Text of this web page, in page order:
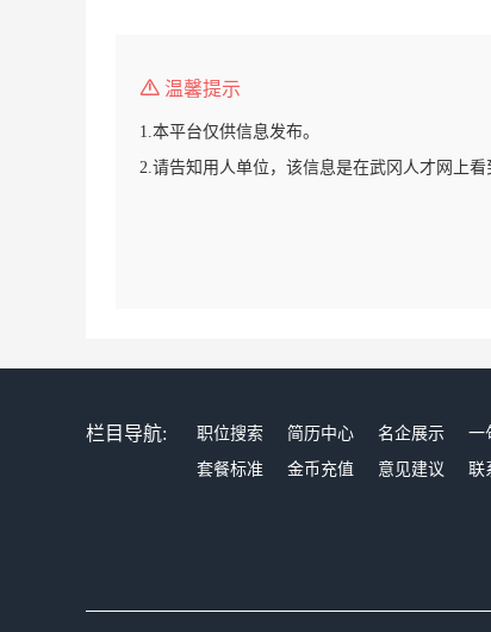
温馨提示
1.本平台仅供信息发布。
2.请告知用人单位，该信息是在武冈人才网上看
栏目导航: 职位搜索 简历中心 名企展示 一
套餐标准
金币充值 意见建议 联